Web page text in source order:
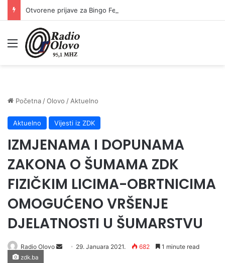
Meni
Početna /Olovo / Aktuelno
Aktuelno Vijesti iz ZDK
IZMJENAMA I DOPUNAMA
ZAKONA O ŠUMAMA ZDK
FIZIČKIM LICIMA-OBRTNICIMA
OMOGUĆENO VRŠENJE
DJELATNOSTI U ŠUMARSTVU
Radio Olovo
Send 29. Januara 2021. 682 1 minute read
zdk.ba